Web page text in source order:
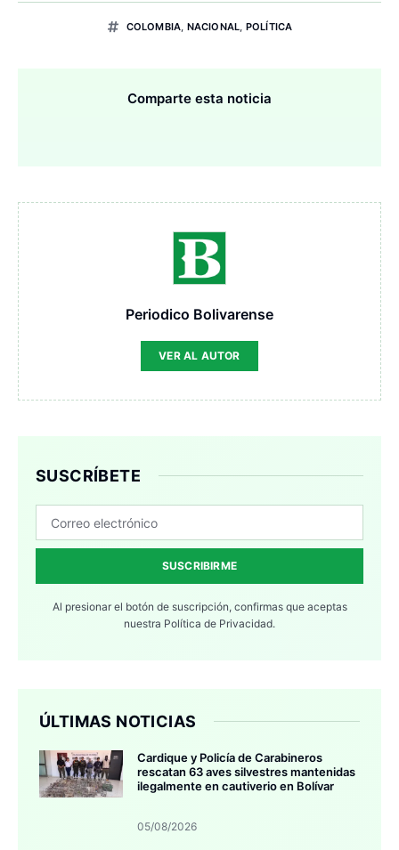
COLOMBIA, NACIONAL, POLÍTICA
Comparte esta noticia
Periodico Bolivarense
VER AL AUTOR
SUSCRÍBETE
SUSCRIBIRME
Al presionar el botón de suscripción, confirmas que aceptas
nuestra Política de Privacidad.
ÚLTIMAS NOTICIAS
Cardique y Policía de Carabineros
rescatan 63 aves silvestres mantenidas
ilegalmente en cautiverio en Bolívar
05/08/2026